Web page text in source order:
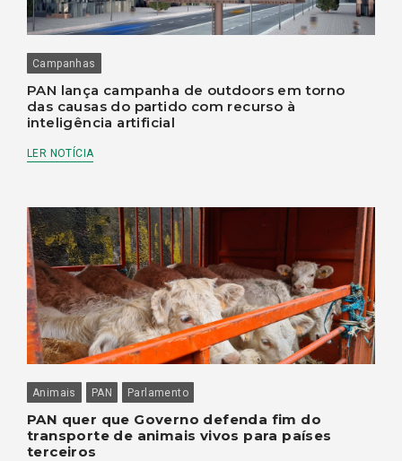
Campanhas
PAN lança campanha de outdoors em torno
das causas do partido com recurso à
inteligência artificial
LER NOTÍCIA
Animais PAN Parlamento
PAN quer que Governo defenda fim do
transporte de animais vivos para países
terceiros